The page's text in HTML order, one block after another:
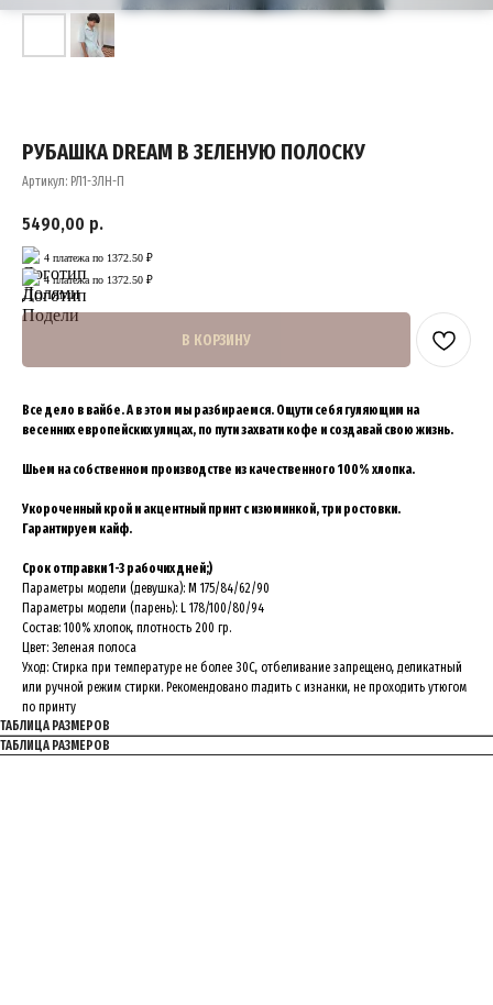
РУБАШКА DREAM В ЗЕЛЕНУЮ ПОЛОСКУ
Артикул: РЛ1-ЗЛН-П
5490,00 р.
4 платежа по 1372.50 ₽
4 платежа по 1372.50 ₽
В КОРЗИНУ
Все дело в вайбе. А в этом мы разбираемся. Ощути себя гуляющим на
весенних европейских улицах, по пути захвати кофе и создавай свою жизнь.
Шьем на собственном производстве из качественного 100% хлопка.
Укороченный крой и акцентный принт с изюминкой, три ростовки.
Гарантируем кайф.
Срок отправки 1-3 рабочих дней;)
Параметры модели (девушка): M 175/84/62/90
Параметры модели (парень): L 178/100/80/94
Состав: 100% хлопок, плотность 200 гр.
Цвет: Зеленая полоса
Уход: Стирка при температуре не более 30C, отбеливание запрещено, деликатный
или ручной режим стирки. Рекомендовано гладить с изнанки, не проходить утюгом
по принту
ТАБЛИЦА РАЗМЕРОВ
ТАБЛИЦА РАЗМЕРОВ